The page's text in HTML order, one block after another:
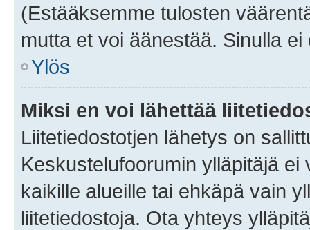
(Estääksemme tulosten
mutta et voi äänestää. Sinulla
Ylös
Miksi en voi lähettää
Liitetiedostotjen lähetys on
Keskustelufoorumin ylläpitäjä
kaikille alueille tai ehkäpä vain
liitetiedostoja. Ota yhteys